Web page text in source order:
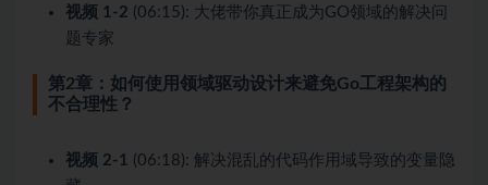
视频 1-2 (06:15): 大佬带你真正成为GO领域的解决问
题专家
第2章：如何使用领域驱动设计来避免Go工程架构的
不合理性？
视频 2-1
(06:18): 解决混乱的代码作用域导致的变量隐